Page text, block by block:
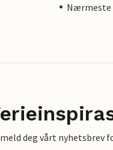
Nærmeste
deg vårt nyhetsbrev